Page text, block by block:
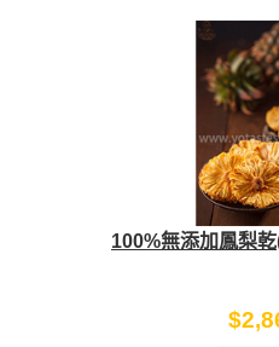
100%無添加鳳梨